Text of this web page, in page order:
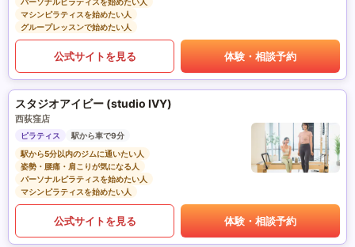
パーソナルピラティスを始めたい人
マシンピラティスを始めたい人
グループレッスンで始めたい人
公式サイトを見る 体験・相談予約
スタジオアイビー (studio IVY)
西荻窪店
ピラティス
駅から車で9分
駅から5分以内のジムに通いたい人
姿勢・腰痛・肩こりが気になる人
パーソナルピラティスを始めたい人
マシンピラティスを始めたい人
公式サイトを見る 体験・相談予約